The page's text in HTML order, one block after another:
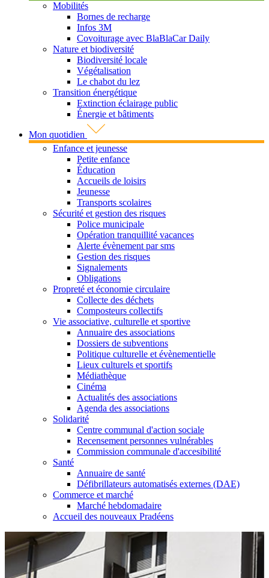
Mobilités
Bornes de recharge
Infos 3M
Covoiturage avec BlaBlaCar Daily
Nature et biodiversité
Biodiversité locale
Végétalisation
Le chabot du lez
Transition énergétique
Extinction éclairage public
Énergie et bâtiments
Mon quotidien
Enfance et jeunesse
Petite enfance
Éducation
Accueils de loisirs
Jeunesse
Transports scolaires
Sécurité et gestion des risques
Police municipale
Opération tranquillité vacances
Alerte évènement par sms
Gestion des risques
Signalements
Obligations
Propreté et économie circulaire
Collecte des déchets
Composteurs collectifs
Vie associative, culturelle et sportive
Annuaire des associations
Dossiers de subventions
Politique culturelle et évènementielle
Lieux culturels et sportifs
Médiathèque
Cinéma
Actualités des associations
Agenda des associations
Solidarité
Centre communal d'action sociale
Recensement personnes vulnérables
Commission communale d'accesibilité
Santé
Annuaire de santé
Défibrillateurs automatisés externes (DAE)
Commerce et marché
Marché hebdomadaire
Accueil des nouveaux Pradéens